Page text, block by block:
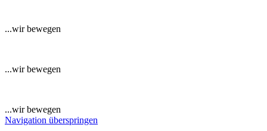
...wir bewegen
...wir bewegen
...wir bewegen
Navigation überspringen